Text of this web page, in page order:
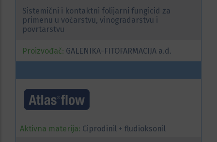
Sistemični i kontaktni folijarni fungicid za
primenu u voćarstvu, vinogradarstvu i
povrtarstvu
Proizvođač: GALENIKA-FITOFARMACIJA a.d.
Aktivna materija: Ciprodinil + fludioksonil